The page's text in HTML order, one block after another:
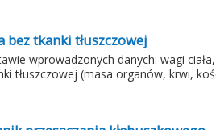
bez tkanki tłuszczowej
wprowadzonych danych: wagi
tłuszczowej (masa organów, krwi,